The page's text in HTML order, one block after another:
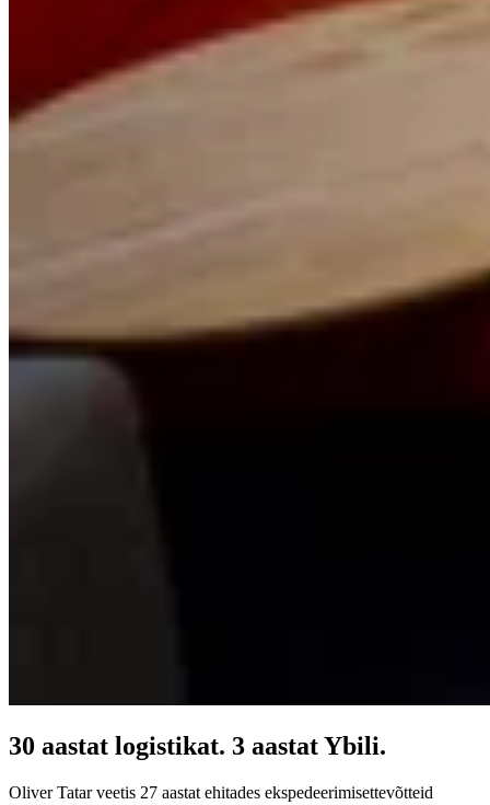
30 aastat logistikat. 3 aastat Ybili.
Oliver Tatar veetis 27 aastat ehitades ekspedeerimisettevõtteid